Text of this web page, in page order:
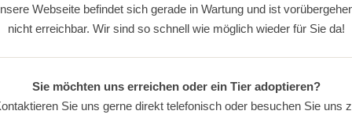
Webseite befindet sich gerade in Wartung und ist
nicht erreichbar. Wir sind so schnell wie möglich wieder für Sie da!
Sie möchten uns erreichen oder ein Tier adoptieren?
Sie uns gerne direkt telefonisch oder besuchen Sie uns